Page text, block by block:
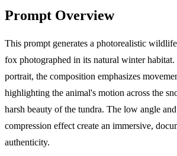
Prompt Overview
This prompt generates a photorealistic
fox photographed in its natural winter habitat.
portrait, the composition emphasizes
highlighting the animal's motion across the
harsh beauty of the tundra. The low angle
compression effect create an immersive,
authenticity.